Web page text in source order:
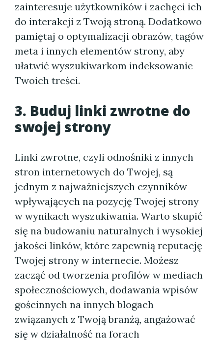
zainteresuje użytkowników i zachęci ich
do interakcji z Twoją stroną. Dodatkowo
pamiętaj o optymalizacji obrazów, tagów
meta i innych elementów strony, aby
ułatwić wyszukiwarkom indeksowanie
Twoich treści.
3. Buduj linki zwrotne do
swojej strony
Linki zwrotne, czyli odnośniki z innych
stron internetowych do Twojej, są
jednym z najważniejszych czynników
wpływających na pozycję Twojej strony
w wynikach wyszukiwania. Warto skupić
się na budowaniu naturalnych i wysokiej
jakości linków, które zapewnią reputację
Twojej strony w internecie. Możesz
zacząć od tworzenia profilów w mediach
społecznościowych, dodawania wpisów
gościnnych na innych blogach
związanych z Twoją branżą, angażować
się w działalność na forach